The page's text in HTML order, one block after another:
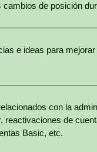
de posición
e ideas para
con la
reactivaciones de
Basic, etc.